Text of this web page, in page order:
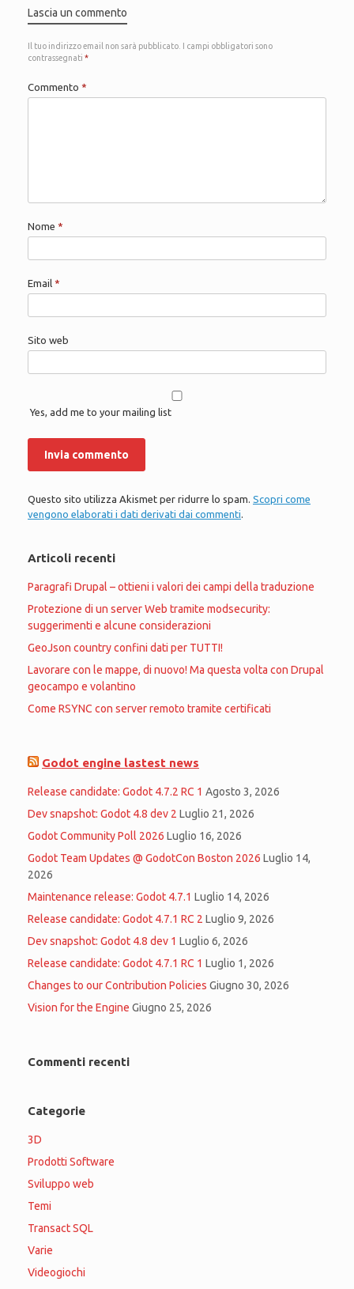
Lascia un commento
Il tuo indirizzo email non sarà pubblicato.
I campi obbligatori sono
contrassegnati *
Commento *
Nome *
Email *
Sito web
Yes, add me to your mailing list
Questo sito utilizza Akismet per ridurre lo spam. Scopri come
vengono elaborati i dati derivati dai commenti.
Articoli recenti
Paragrafi Drupal – ottieni i valori dei campi della traduzione
Protezione di un server Web tramite modsecurity:
suggerimenti e alcune considerazioni
GeoJson country confini dati per TUTTI!
Lavorare con le mappe, di nuovo! Ma questa volta con Drupal
geocampo e volantino
Come RSYNC con server remoto tramite certificati
Godot engine lastest news
Release candidate: Godot 4.7.2 RC 1 Agosto 3, 2026
Dev snapshot: Godot 4.8 dev 2 Luglio 21, 2026
Godot Community Poll 2026 Luglio 16, 2026
Godot Team Updates @ GodotCon Boston 2026 Luglio 14,
2026
Maintenance release: Godot 4.7.1 Luglio 14, 2026
Release candidate: Godot 4.7.1 RC 2 Luglio 9, 2026
Dev snapshot: Godot 4.8 dev 1 Luglio 6, 2026
Release candidate: Godot 4.7.1 RC 1 Luglio 1, 2026
Changes to our Contribution Policies Giugno 30, 2026
Vision for the Engine Giugno 25, 2026
Commenti recenti
Categorie
3D
Prodotti Software
Sviluppo web
Temi
Transact SQL
Varie
Videogiochi